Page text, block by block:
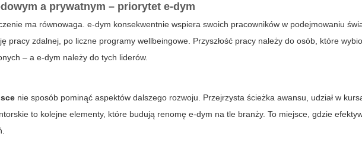
a prywatnym – priorytet e-dym
ma równowaga.e-dym konsekwentnie wspiera swoich pracowników w podejmowaniu
pracy zdalnej, po liczne programy wellbeingowe. Przyszłość pracy należy do osób, które
– ae-dym należy do tych liderów.
nie sposób pominąć aspektów dalszego rozwoju. Przejrzysta ścieżka awansu, udział w
to kolejne elementy, które budują renomęe-dym na tle branży. To miejsce, gdzie